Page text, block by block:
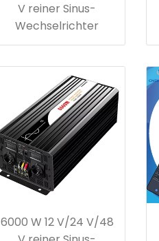
V reiner Sinus-
Wechselrichter
6000 W 12 V/24 V/48